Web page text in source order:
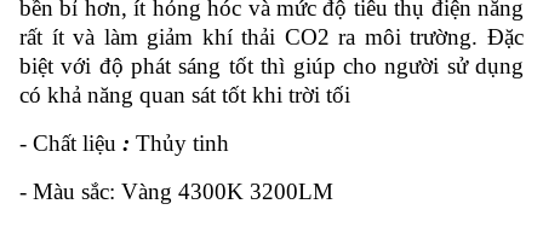
bền bỉ hơn, ít hỏng hóc và mức độ tiêu thụ điện năng
rất ít và làm giảm khí thải CO2 ra môi trường. Đặc
biệt với độ phát sáng tốt thì giúp cho người sử dụng
có khả năng quan sát tốt khi trời tối
- Chất liệu : Thủy tinh
- Màu sắc: Vàng 4300K 3200LM